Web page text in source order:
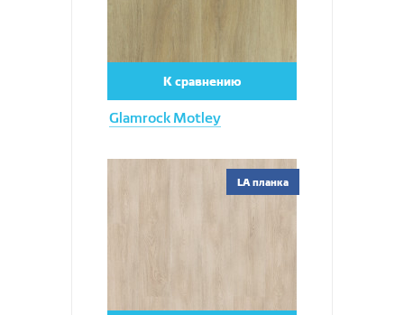
Glamrock Motley
К сравнению
LA планка